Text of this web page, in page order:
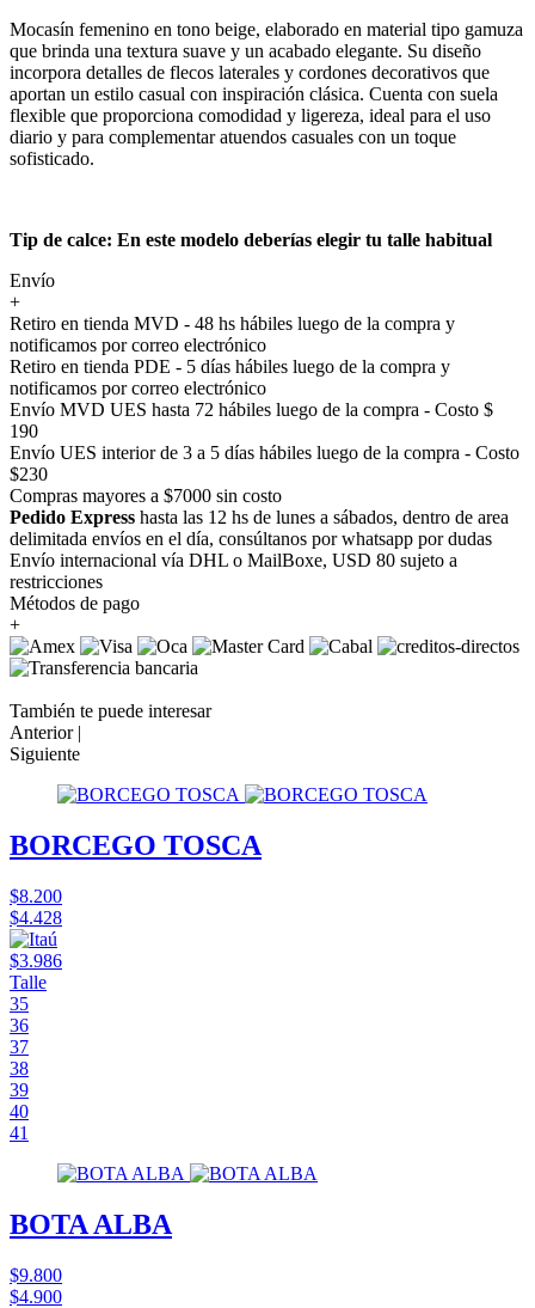
Mocasín femenino en tono beige, elaborado en material tipo gamuza
que brinda una textura suave y un acabado elegante. Su diseño
incorpora detalles de flecos laterales y cordones decorativos que
aportan un estilo casual con inspiración clásica. Cuenta con suela
flexible que proporciona comodidad y ligereza, ideal para el uso
diario y para complementar atuendos casuales con un toque
sofisticado.
Tip de calce: En este modelo deberías elegir tu talle habitual
Envío
+
Retiro en tienda MVD - 48 hs hábiles luego de la compra y
notificamos por correo electrónico
Retiro en tienda PDE - 5 días hábiles luego de la compra y
notificamos por correo electrónico
Envío MVD UES hasta 72 hábiles luego de la compra - Costo $
190
Envío UES interior de 3 a 5 días hábiles luego de la compra - Costo
$230
Compras mayores a $7000 sin costo
Pedido Express hasta las 12 hs de lunes a sábados, dentro de area
delimitada envíos en el día, consúltanos por whatsapp por dudas
Envío internacional vía DHL o MailBoxe, USD 80 sujeto a
restricciones
Métodos de pago
+
También te puede interesar
Anterior |
Siguiente
BORCEGO TOSCA
$8.200
$4.428
$3.986
Talle
35
36
37
38
39
40
41
BOTA ALBA
$9.800
$4.900